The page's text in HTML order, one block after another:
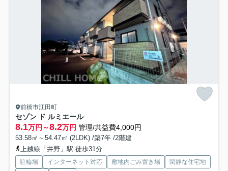
前橋市江田町
セゾン ド ルミエール
8.1万円～8.2万円 管理/共益費4,000円
53.58㎡～54.47㎡ (2LDK) /築7年 /2階建
上越線「井野」駅 徒歩31分
駐輪場 インターネット対応 敷地内ごみ置き場
閑静な住宅地